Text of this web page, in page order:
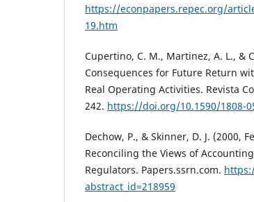
https://econpapers.repec.org/
19.htm
Cupertino, C. M., Martinez, A. L., &
Consequences for Future Return
Real Operating Activities. Revista
242. https://doi.org/10.1590/1808-
Dechow, P., & Skinner, D. J. (2000,
Reconciling the Views of
Regulators. Papers.ssrn.com.
abstract_id=218959